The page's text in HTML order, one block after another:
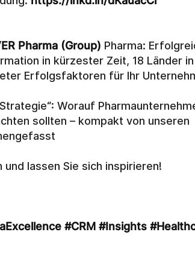
Pharma (Group) Pharma:
in kürzester Zeit, 18 Länder
Erfolgsfaktoren für Ihr
Worauf
sollten – kompakt von unseren
und lassen Sie sich inspirieren!
#CRM #Insights